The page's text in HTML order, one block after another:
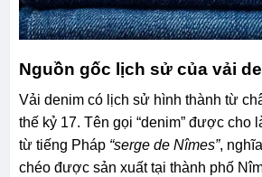
Nguồn gốc lịch sử của vải
Vải denim có lịch sử hình thành từ
thế kỷ 17. Tên gọi “denim” được cho
từ tiếng Pháp “serge de Nîmes”,
chéo được sản xuất tại thành phố